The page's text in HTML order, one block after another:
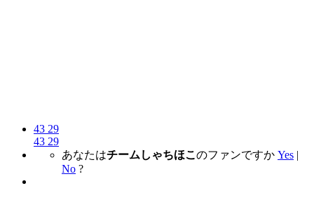
43 29
43 29
あなたはチームしゃちほこ のファンですか Yes |
No ?